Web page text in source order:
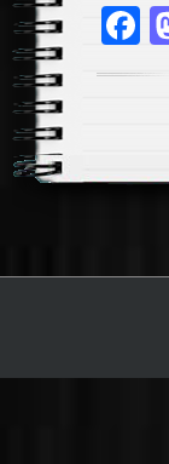
ce